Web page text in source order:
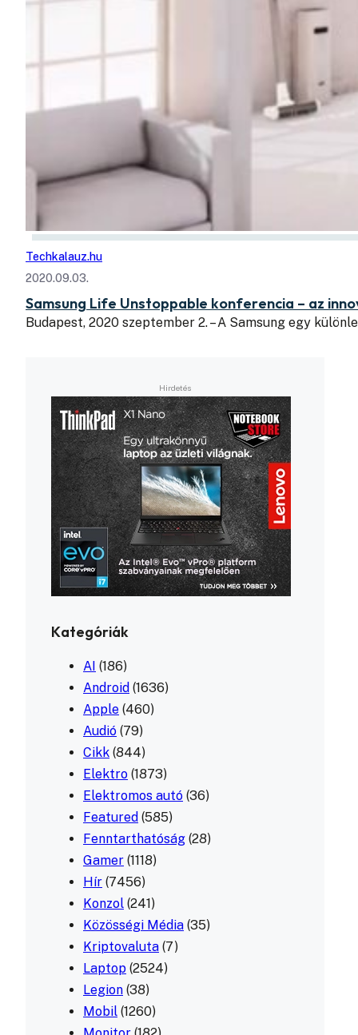
Techkalauz.hu
2020.09.03.
Samsung Life Unstoppable konferencia – az
Budapest, 2020 szeptember 2. – A Samsung egy
Kategóriák
AI (186)
Android (1636)
Apple (460)
Audió (79)
Cikk (844)
Elektro (1873)
Elektromos autó (36)
Featured (585)
Fenntarthatóság (28)
Gamer (1118)
Hír (7456)
Konzol (241)
Közösségi Média (35)
Kriptovaluta (7)
Laptop (2524)
Legion (38)
Mobil (1260)